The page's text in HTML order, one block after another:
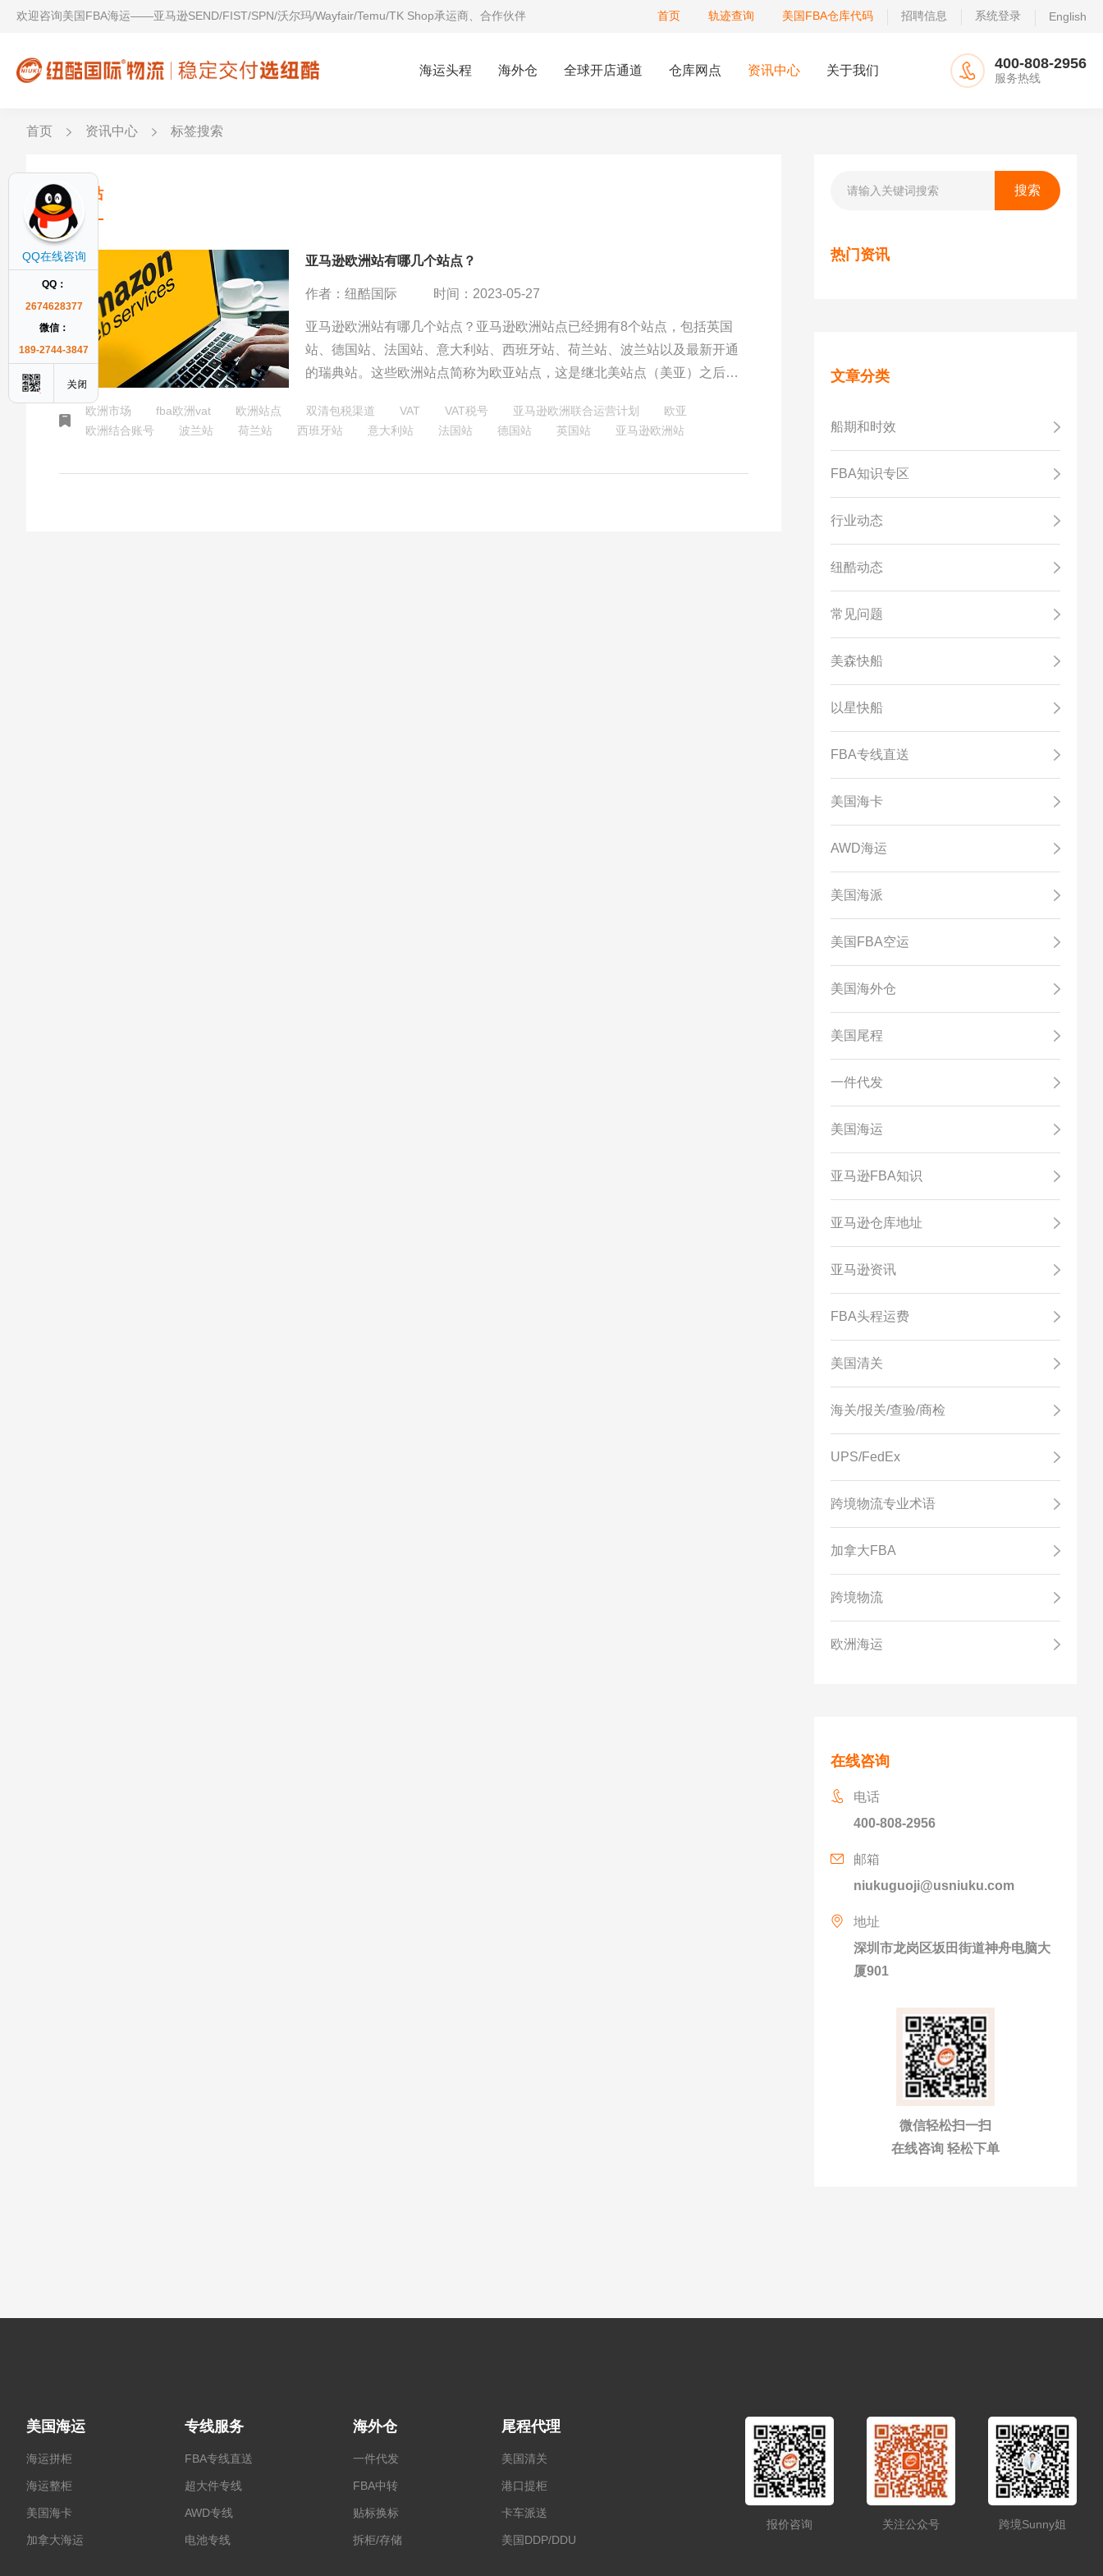
欢迎咨询美国FBA海运——亚马逊SEND/FIST/SPN/沃尔玛/Wayfair/Temu/TK Shop承运商、合作伙伴 首页 轨迹查询 美国FBA仓库代码 招聘信息 系统登录 English
海运头程 海外仓 全球开店通道 仓库网点 资讯中心 关于我们 400-808-2956
服务热线
首页 资讯中心 标签搜索
波兰站
亚马逊欧洲站有哪几个站点？
作者：纽酷国际 时间：2023-05-27
亚马逊欧洲站有哪几个站点？亚马逊欧洲站点已经拥有8个站点，包括英国
站、德国站、法国站、意大利站、西班牙站、荷兰站、波兰站以及最新开通
的瑞典站。这些欧洲站点简称为欧亚站点，这是继北美站点（美亚）之后的
许多跨国电商经营的重要一环。
欧洲市场 fba欧洲vat 欧洲站点 双清包税渠道 VAT VAT税号 亚马逊欧洲联合运营计划
欧亚
欧洲结合账号
波兰站 荷兰站 西班牙站 意大利站 法国站 德国站 英国站 亚马逊欧洲站
热门资讯
文章分类
船期和时效
FBA知识专区
行业动态
纽酷动态
常见问题
美森快船
以星快船
FBA专线直送
美国海卡
AWD海运
美国海派
美国FBA空运
美国海外仓
美国尾程
一件代发
美国海运
亚马逊FBA知识
亚马逊仓库地址
亚马逊资讯
FBA头程运费
美国清关
海关/报关/查验/商检
UPS/FedEx
跨境物流专业术语
加拿大FBA
跨境物流
欧洲海运
在线咨询
电话
400-808-2956
邮箱
niukuguoji@usniuku.com
地址
深圳市龙岗区坂田街道神舟电脑大
厦901
微信轻松扫一扫
在线咨询 轻松下单
美国海运
海运拼柜
海运整柜
美国海卡
加拿大海运
专线服务
FBA专线直送
超大件专线
AWD专线
电池专线
海外仓
一件代发
FBA中转
贴标换标
拆柜/存储
尾程代理
美国清关
港口提柜
卡车派送
美国DDP/DDU
报价咨询 关注公众号 跨境Sunny姐
QQ在线咨询
QQ：
2674628377
微信：
189-2744-3847